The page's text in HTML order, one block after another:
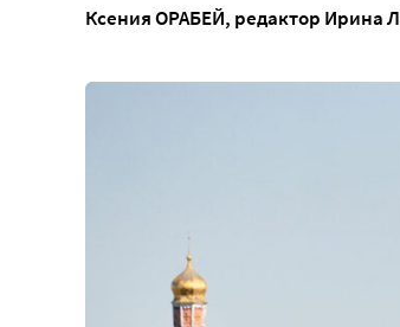
Ксения ОРАБЕЙ, редактор Ирина